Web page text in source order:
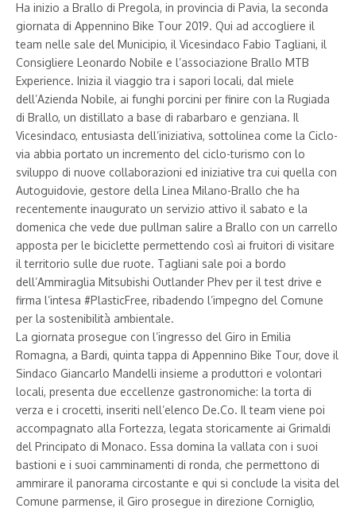
Ha inizio a Brallo di Pregola, in provincia di Pavia, la seconda
giornata di Appennino Bike Tour 2019. Qui ad accogliere il
team nelle sale del Municipio, il Vicesindaco Fabio Tagliani, il
Consigliere Leonardo Nobile e l’associazione Brallo MTB
Experience. Inizia il viaggio tra i sapori locali, dal miele
dell’Azienda Nobile, ai funghi porcini per finire con la Rugiada
di Brallo, un distillato a base di rabarbaro e genziana. Il
Vicesindaco, entusiasta dell’iniziativa, sottolinea come la Ciclo-
via abbia portato un incremento del ciclo-turismo con lo
sviluppo di nuove collaborazioni ed iniziative tra cui quella con
Autoguidovie, gestore della Linea Milano-Brallo che ha
recentemente inaugurato un servizio attivo il sabato e la
domenica che vede due pullman salire a Brallo con un carrello
apposta per le biciclette permettendo così ai fruitori di visitare
il territorio sulle due ruote. Tagliani sale poi a bordo
dell’Ammiraglia Mitsubishi Outlander Phev per il test drive e
firma l’intesa #PlasticFree, ribadendo l’impegno del Comune
per la sostenibilità ambientale.
La giornata prosegue con l’ingresso del Giro in Emilia
Romagna, a Bardi, quinta tappa di Appennino Bike Tour, dove il
Sindaco Giancarlo Mandelli insieme a produttori e volontari
locali, presenta due eccellenze gastronomiche: la torta di
verza e i crocetti, inseriti nell’elenco De.Co. Il team viene poi
accompagnato alla Fortezza, legata storicamente ai Grimaldi
del Principato di Monaco. Essa domina la vallata con i suoi
bastioni e i suoi camminamenti di ronda, che permettono di
ammirare il panorama circostante e qui si conclude la visita del
Comune parmense, il Giro prosegue in direzione Corniglio,